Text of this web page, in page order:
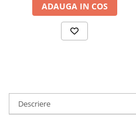
ADAUGA IN COS
Descriere